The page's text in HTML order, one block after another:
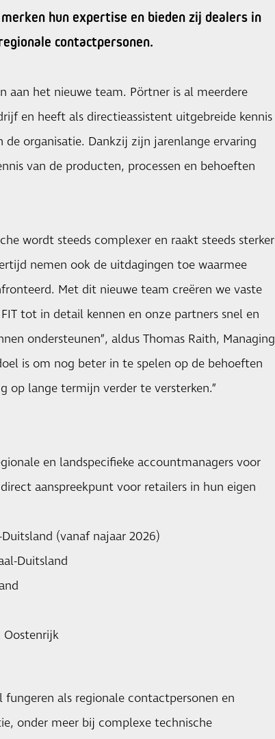
hun expertise en bieden zij dealers in
contactpersonen.
aan het nieuwe team. Pörtner is al meerdere
en heeft als directieassistent uitgebreide kennis
organisatie. Dankzij zijn jarenlange ervaring
van de producten, processen en behoeften
wordt steeds complexer en raakt steeds sterker
nemen ook de uitdagingen toe waarmee
Met dit nieuwe team creëren we vaste
tot in detail kennen en onze partners snel en
ondersteunen”, aldus Thomas Raith, Managing
is om nog beter in te spelen op de behoeften
op lange termijn verder te versterken.”
en landspecifieke accountmanagers voor
aanspreekpunt voor retailers in hun eigen
(vanaf najaar 2026)
Duitsland
Oostenrijk
fungeren als regionale contactpersonen en
onder meer bij complexe technische